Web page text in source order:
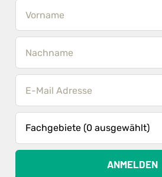
Fachgebiete (0 ausgewählt)
ANMELDEN